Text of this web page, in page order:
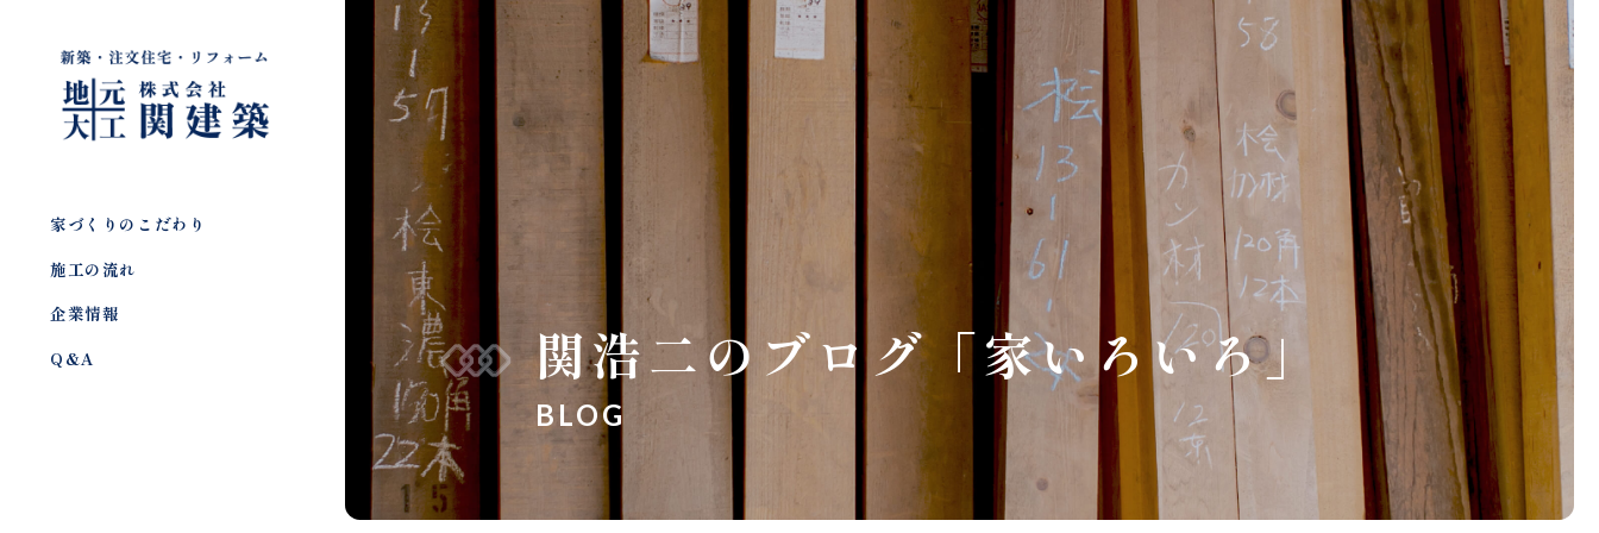
家づくりのこだわり
施工の流れ
企業情報
Q&A
関浩二のブログ「家いろいろ」
BLOG